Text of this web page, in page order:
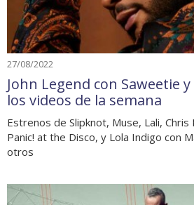
27/08/2022
John Legend con Saweetie
los videos de la semana
Estrenos de Slipknot, Muse, Lali, Chris
Panic! at the Disco, y Lola Indigo con
otros